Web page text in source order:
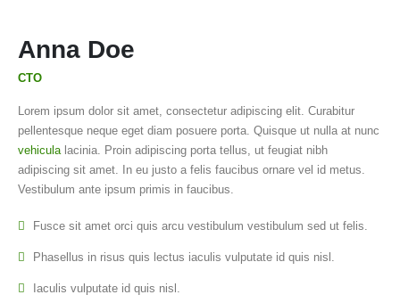
Anna Doe
CTO
Lorem ipsum dolor sit amet, consectetur adipiscing elit. Curabitur
pellentesque neque eget diam posuere porta. Quisque ut nulla at nunc
vehiculalacinia. Proin adipiscing porta tellus, ut feugiat nibh
adipiscing sit amet. In eu justo a felis faucibus ornare vel id metus.
Vestibulum ante ipsum primis in faucibus.
Fusce sit amet orci quis arcu vestibulum vestibulum sed ut felis.
Phasellus in risus quis lectus iaculis vulputate id quis nisl.
Iaculis vulputate id quis nisl.